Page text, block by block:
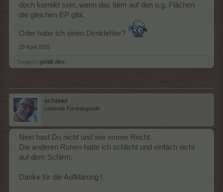
doch korrekt sein, wenn das Item auf den o.g. Flächen
die gleichen EP gibt.
Oder habe ich einen Denkfehler?
29 April 2026
Tango50 gefällt dies.
schlewi
Lebende Forenlegende
Nein hast Du nicht und wie immer Recht.
Die anderen Runen hatte ich schlicht und einfach nicht
auf dem Schirm.
Danke für die Aufklärung !